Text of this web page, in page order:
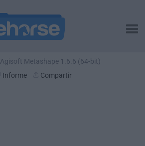
Agisoft Metashape 1.6.6 (64-bit)
Informe
Compartir